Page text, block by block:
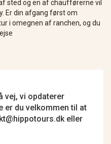
sted og en af chaufførerne vil
Er din afgang først om
i omegnen af ranchen, og du
vej, vi opdaterer
er du velkommen til at
eller